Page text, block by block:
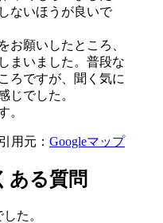
ないほうが良いで
お願いしたところ、
まいました。普段な
ろですが、聞く気に
じでした。
。
引用元： Googleマップ
ある質問
た。